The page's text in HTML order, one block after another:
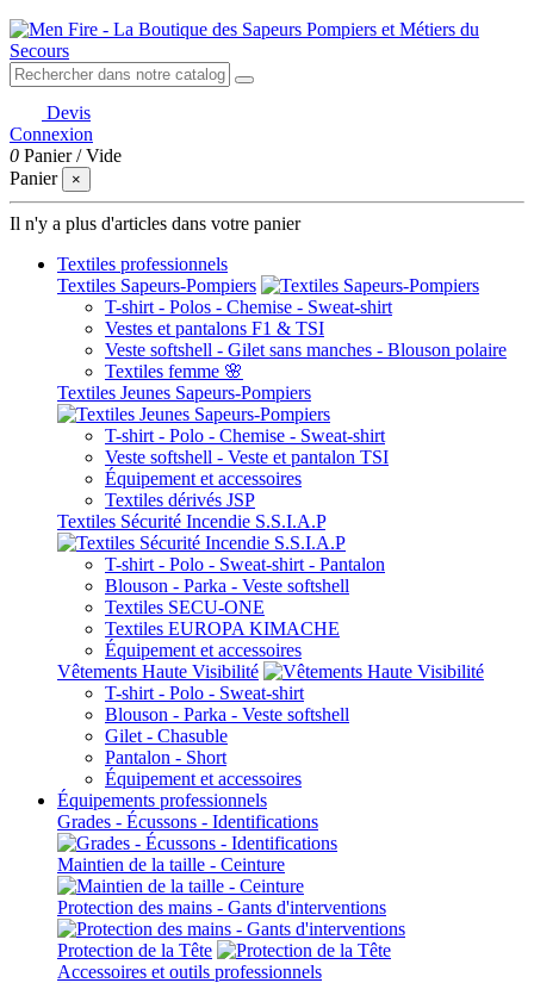
Devis
Connexion
0 Panier /Vide
Panier
×
Il n'y a plus d'articles dans votre panier
Textiles professionnels
Textiles Sapeurs-Pompiers
T-shirt - Polos - Chemise - Sweat-shirt
Vestes et pantalons F1 & TSI
Veste softshell - Gilet sans manches - Blouson polaire
Textiles femme 🌸
Textiles Jeunes Sapeurs-Pompiers
T-shirt - Polo - Chemise - Sweat-shirt
Veste softshell - Veste et pantalon TSI
Équipement et accessoires
Textiles dérivés JSP
Textiles Sécurité Incendie S.S.I.A.P
T-shirt - Polo - Sweat-shirt - Pantalon
Blouson - Parka - Veste softshell
Textiles SECU-ONE
Textiles EUROPA KIMACHE
Équipement et accessoires
Vêtements Haute Visibilité
T-shirt - Polo - Sweat-shirt
Blouson - Parka - Veste softshell
Gilet - Chasuble
Pantalon - Short
Équipement et accessoires
Équipements professionnels
Grades - Écussons - Identifications
Maintien de la taille - Ceinture
Protection des mains - Gants d'interventions
Protection de la Tête
Accessoires et outils professionnels